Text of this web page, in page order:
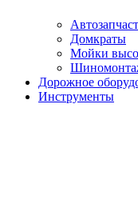
Домкраты
Мойки
Дорожное
Инструменты